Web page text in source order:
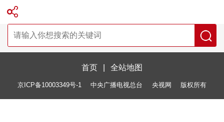
首页 全站地图
京ICP备10003349号-1 中央广播电视总台 央视网 版权所有